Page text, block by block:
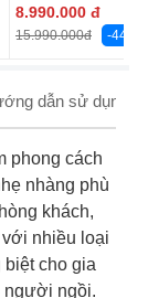
SY92-2 -1 1.2M
8.990.000 đ
15.990.000đ -44%
dẫn sử dụng
phong cách
nhàng phù
khách,
nhiều loại
biệt cho gia
người ngồi.